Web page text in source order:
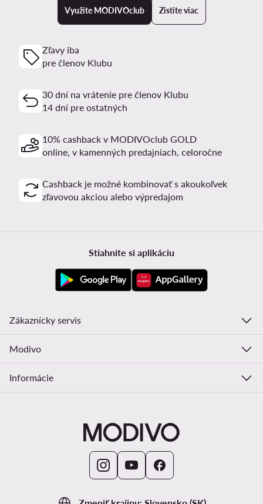
Využite MODIVOclub Zistite viac
Zľavy iba
pre členov Klubu
30 dní na vrátenie pre členov Klubu
14 dní pre ostatných
10% cashback v MODIVOclub GOLD
online, v kamenných predajniach, celoročne
Cashback je možné kombinovať s akoukoľvek
zľavovou akciou alebo výpredajom
Stiahnite si aplikáciu
Zákaznícky servis
Modivo
Informácie